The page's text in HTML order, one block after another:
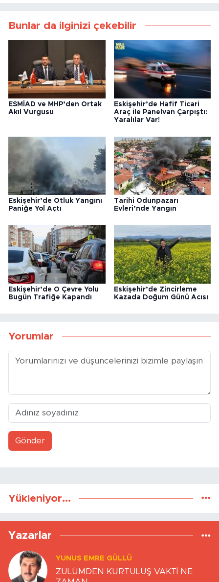
Bunlar da ilginizi çekebilir
ESMİAD ve MHP’den Ortak
Akıl Vurgusu
Eskişehir’de Hafif Ticari
Araç ile Panelvan Çarpıştı:
Yaralılar Var!
Eskişehir’de Otluk Yangını
Paniğe Yol Açtı
Tarihi Odunpazarı
Evleri’nde Yangın
Eskişehir’de O Çevre Yolu
Bugün Trafiğe Kapandı
Eskişehir’de Zincirleme
Kazada Doğum Günü Acısı
Yorumlar
Gönder
Yükleniyor...
Yazarlar
YUNUS EMRE GÜLLÜ
ZULÜMDEN KURTULUŞ VAKTİ NE